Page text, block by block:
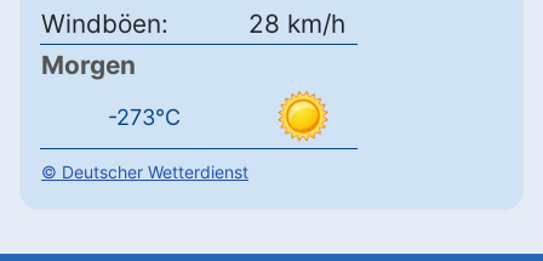
Windböen:
28 km/h
Morgen
-273°C
© Deutscher Wetterdienst